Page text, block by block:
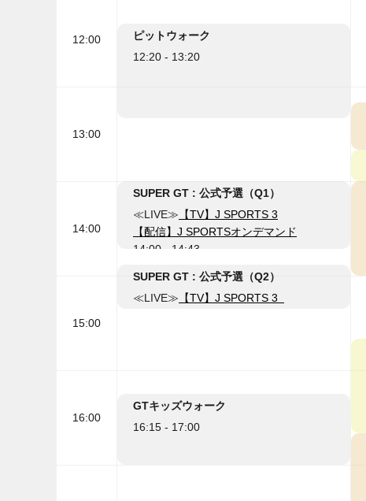
ピットウォーク
12:20 - 13:20
SUPER GT : 公式予選（Q1）
≪LIVE≫ 【TV】J SPORTS 3
【配信】J SPORTSオンデマンド
14:00 - 14:43
SUPER GT : 公式予選（Q2）
≪LIVE≫ 【TV】J SPORTS 3
GTキッズウォーク
16:15 - 17:00
12:00
13:00
14:00
15:00
16:00